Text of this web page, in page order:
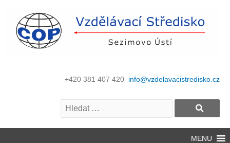
+420 381 407 420 info@vzdelavacistredisko.cz
MENU